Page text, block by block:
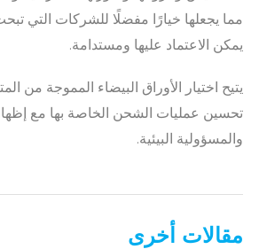
مما يجعلها خيارًا مفضلًا للشركات التي
يمكن الاعتماد عليها ومستدامة.
يتيح اختيار الأوراق البيضاء المموجة من
تحسين عمليات الشحن الخاصة بها مع إظهار
والمسؤولية البيئية.
مقالات أخرى